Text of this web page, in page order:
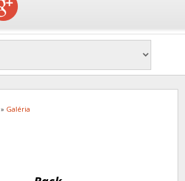
» Galéria